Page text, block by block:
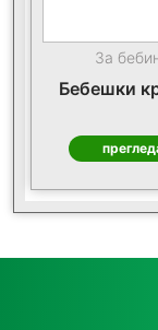
За
Бебешки